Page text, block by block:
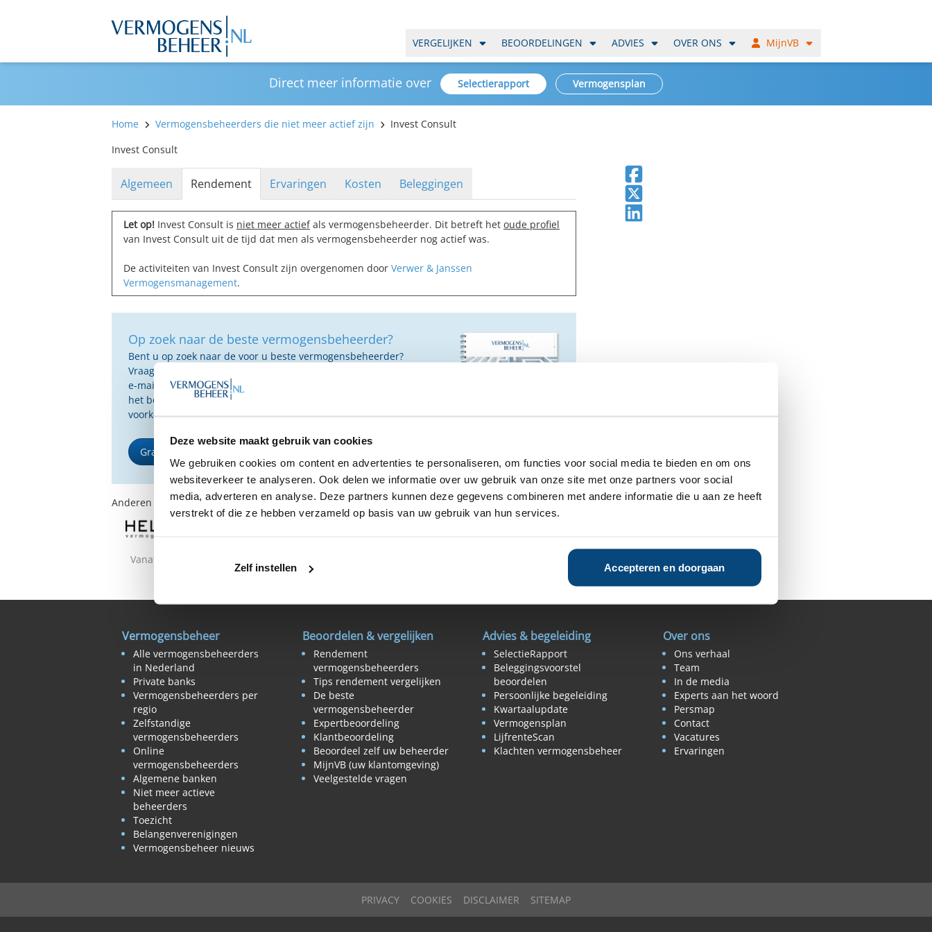
Deze website maakt gebruik van cookies
We gebruiken cookies om content en advertenties te personaliseren, om functies voor social media te bieden en om ons
websiteverkeer te analyseren. Ook delen we informatie over uw gebruik van onze site met onze partners voor social
media, adverteren en analyse. Deze partners kunnen deze gegevens combineren met andere informatie die u aan ze heeft
verstrekt of die ze hebben verzameld op basis van uw gebruik van hun services.
Zelf instellen Accepteren en doorgaan
VERGELIJKEN BEOORDELINGEN ADVIES OVER ONS MijnVB
Direct meer informatie over Selectierapport Vermogensplan
Home Vermogensbeheerders die niet meer actief zijn
Invest Consult
Invest Consult
Algemeen Rendement Ervaringen Kosten Beleggingen
Let op! Invest Consult is niet meer actiefals vermogensbeheerder. Dit betreft het oude profiel
van Invest Consult uit de tijd dat men als vermogensbeheerder nog actief was.
De activiteiten van Invest Consult zijn overgenomen door Verwer & Janssen
Vermogensmanagement.
Op zoek naar de beste vermogensbeheerder?
Bent u op zoek naar de voor u beste vermogensbeheerder?
Vraag dan gratis en geheel vrijblijvend een SelectieRapport aan. Per
e-mail ontvangt u een selectie van goede vermogensbeheerders die
het beste passen bij uw persoonlijke situatie, wensen en
voorkeuren.
Gratis Selectierapport
Anderen bekeken ook:
Vanaf €150.000
Deel op Facebook
Deel op X
Deel op LinkedIn
Vermogensbeheer
Alle vermogensbeheerders
in Nederland
Private banks
Vermogensbeheerders per
regio
Zelfstandige
vermogensbeheerders
Online
vermogensbeheerders
Algemene banken
Niet meer actieve
beheerders
Toezicht
Belangenverenigingen
Vermogensbeheer nieuws
Beoordelen & vergelijken
Rendement
vermogensbeheerders
Tips rendement vergelijken
De beste
vermogensbeheerder
Expertbeoordeling
Klantbeoordeling
Beoordeel zelf uw beheerder
MijnVB (uw klantomgeving)
Veelgestelde vragen
Advies & begeleiding
SelectieRapport
Beleggingsvoorstel
beoordelen
Persoonlijke begeleiding
Kwartaalupdate
Vermogensplan
LijfrenteScan
Klachten vermogensbeheer
Over ons
Ons verhaal
Team
In de media
Experts aan het woord
Persmap
Contact
Vacatures
Ervaringen
PRIVACY COOKIES DISCLAIMER SITEMAP